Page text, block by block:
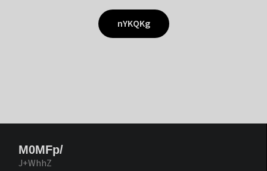
nYKQKg
M0MFp/
J+WhhZ